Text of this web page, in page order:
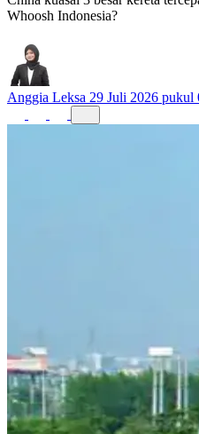
Whoosh Indonesia?
Anggia Leksa 29 Juli 2026 pukul